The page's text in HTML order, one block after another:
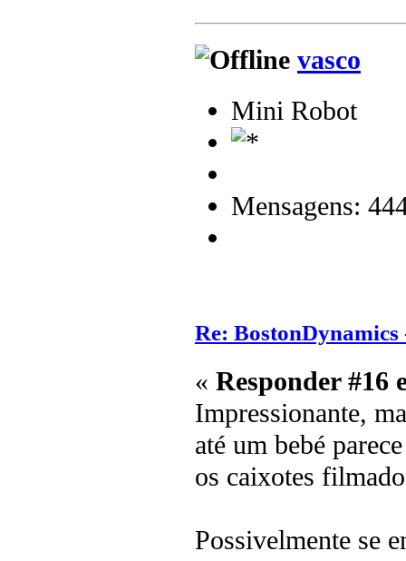
vasco
Mini Robot
Mensagens:
Re:
« Responder #16
Impressionante,
até um bebé
os caixotes
Possivelmente se